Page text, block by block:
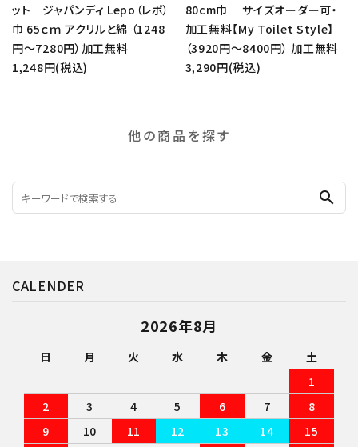
ット ジャパンディ Lepo（レポ）
巾 65ｃｍ アクリルと綿 （1248
円～7280円）加工無料
1,248円(税込)
80cm巾 ｜サイズオーダー可・
加工無料【My Toilet Style】
（3920円～8400円） 加工無料
3,290円(税込)
他の商品を探す
search
CALENDER
2026年8月
日 月 火 水 木 金
土
1
2
3 4 5 6 7
8
9
10 11 12 13 14
15